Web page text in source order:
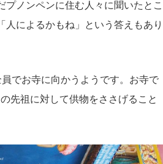
プノンペンに住む人々に聞いたとこ
によるかもね」という答えもあり
でお寺に向かうようです。お寺で
先祖に対して供物をささげること